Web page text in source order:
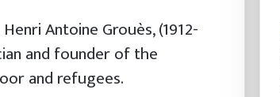
Antoine Grouès, (1912-
and founder of the
and refugees.